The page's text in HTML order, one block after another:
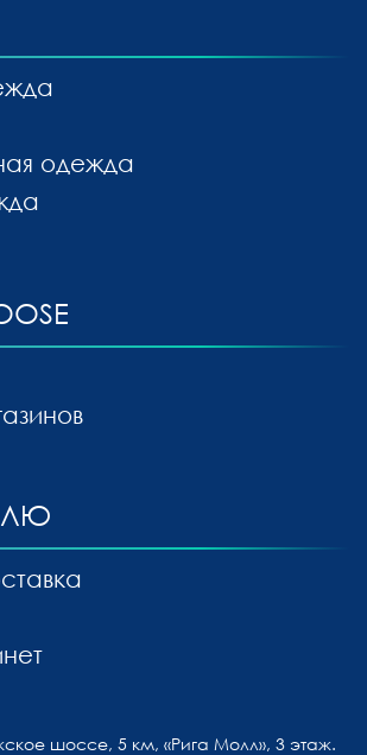
одежда
шоссе, 5 км, «Рига Молл», 3 этаж.